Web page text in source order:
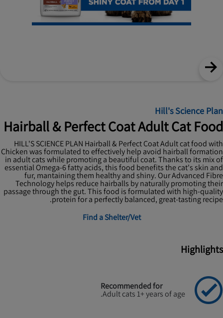
Hill's Science Plan
Hairball & Perfect Coat Adult Cat Food
HILL'S SCIENCE PLAN Hairball & Perfect Coat Adult cat food with
Chicken was formulated to effectively help avoid hairball formation
in adult cats while promoting a beautiful coat. Thanks to its mix of
essential Omega-6 fatty acids, this food benefits the cat's skin and
fur, mantaining them healthy and shiny. Our Advanced Fibre
Technology helps reduce hairballs by naturally promoting their
passage through the gut. This food is formulated with high-quality
protein for a perfectly balanced, great-tasting recipe.
Find a Shelter/Vet
Highlights
Recommended for
Adult cats 1+ years of age.